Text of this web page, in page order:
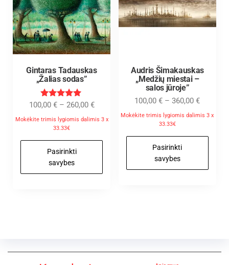
Gintaras Tadauskas
„Žalias sodas”
Įvertinimas
5.00
iš 5
100,00 € – 260,00 €
Mokėkite trimis lygiomis dalimis 3 x
33.33€
Pasirinkti
savybes
Audris Šimakauskas
„Medžių miestai –
salos jūroje”
100,00€ – 360,00€
Mokėkite trimis lygiomis dalimis 3 x
33.33€
Pasirinkti
savybes